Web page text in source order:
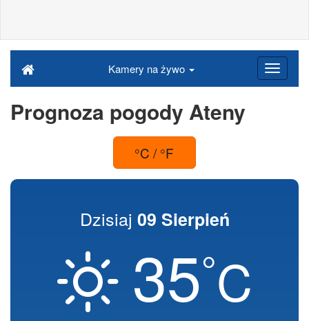
Kamery na żywo
Prognoza pogody Ateny
°C / °F
Dzisiaj 09 Sierpień
35°C